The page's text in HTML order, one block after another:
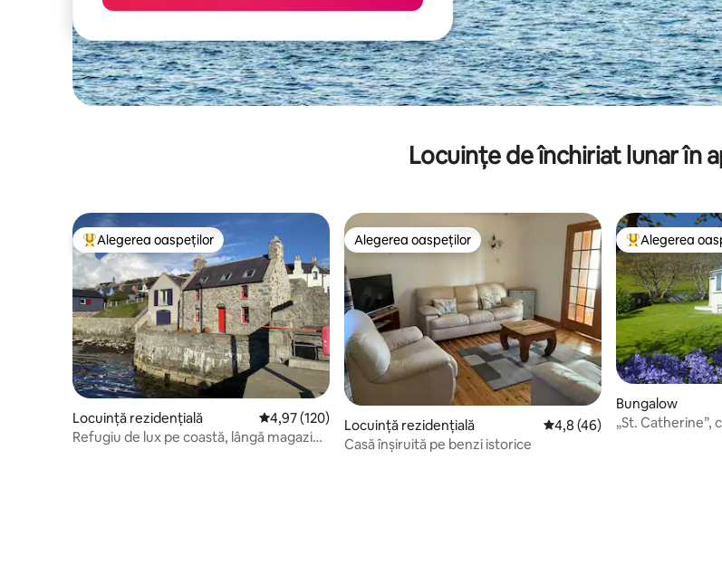
Locuințe de închiriat lunar în
Locuință din topul categoriei Alegerea oaspeților
Alegerea oaspeților
Locuință rezidențială Scor mediu de 4,97 din 5, 120 recenzii
4,97 (120)
Refugiu de lux pe coastă, lângă magazine
Alegerea oaspeților
Alegerea oaspeților
Locuință rezidențială Scor mediu de 4,8 din 5, 46
4,8 (46)
Casă înșiruită pe benzi istorice
Locuință din
Alegerea
Bungalow
„St. Catherine”,